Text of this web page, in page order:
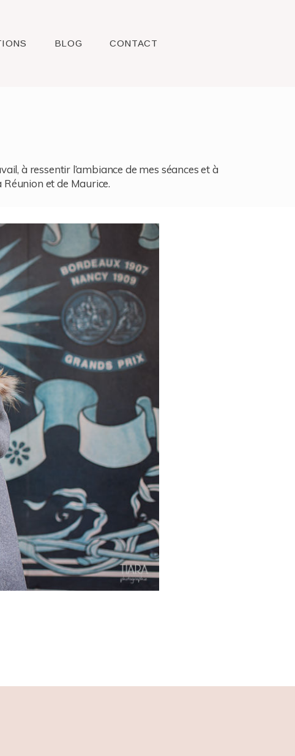
BLOG CONTACT
à ressentir l’ambiance de mes séances et à
et de Maurice.